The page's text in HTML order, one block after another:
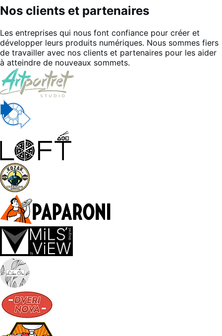
Nos clients et partenaires
Les entreprises qui nous font confiance pour créer et
développer leurs produits numériques. Nous sommes fiers
de travailler avec nos clients et partenaires pour les aider
à atteindre de nouveaux sommets.